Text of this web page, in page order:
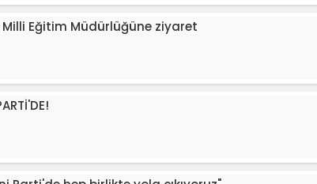
Milli Eğitim Müdürlüğüne ziyaret